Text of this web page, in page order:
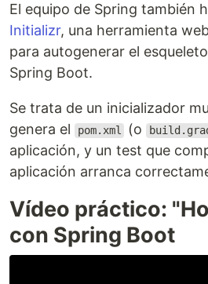
El equipo de Spring también
Initializr, una herramienta
para autogenerar el
Spring Boot.
Se trata de un inicializador
genera el
pom.xml (o
aplicación, y un test que
aplicación arranca
Vídeo práctico:
con Spring Boot